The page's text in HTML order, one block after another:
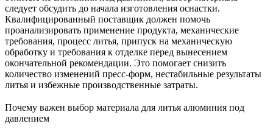
следует обсудить до начала изготовления оснастки.
Квалифицированный поставщик должен помочь
проанализировать применение продукта, механические
требования, процесс литья, припуск на механическую
обработку и требования к отделке перед вынесением
окончательной рекомендации. Это помогает снизить
количество изменений пресс-форм, нестабильные результаты
литья и избежные производственные затраты.
Почему важен выбор материала для литья алюминия под
давлением